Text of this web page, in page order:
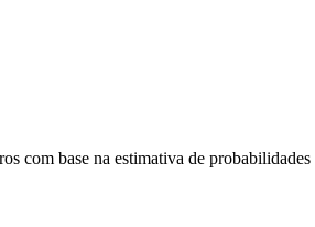
com base na estimativa de